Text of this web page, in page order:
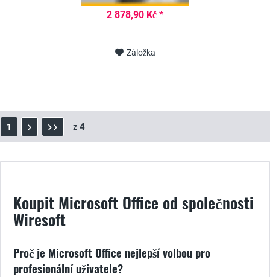
2 878,90 Kč *
Záložka
1 z 4
Koupit Microsoft Office od společnosti
Wiresoft
Proč je Microsoft Office nejlepší volbou pro
profesionální uživatele?